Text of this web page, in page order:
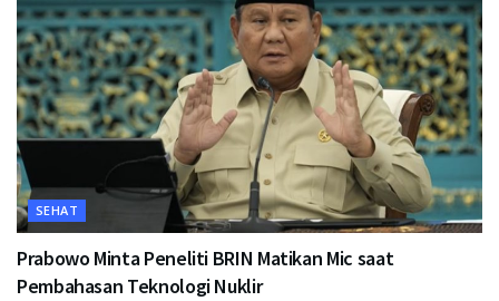
SEHAT
Prabowo Minta Peneliti BRIN Matikan Mic saat
Pembahasan Teknologi Nuklir